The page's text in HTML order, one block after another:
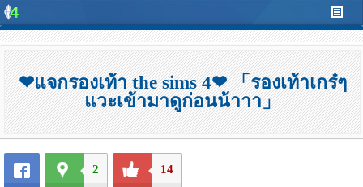
❤แจกรองเท้า the sims 4❤ 「รองเท้าเกร๋ๆ
แวะเข้ามาดูก่อนน้าาา」
2 14